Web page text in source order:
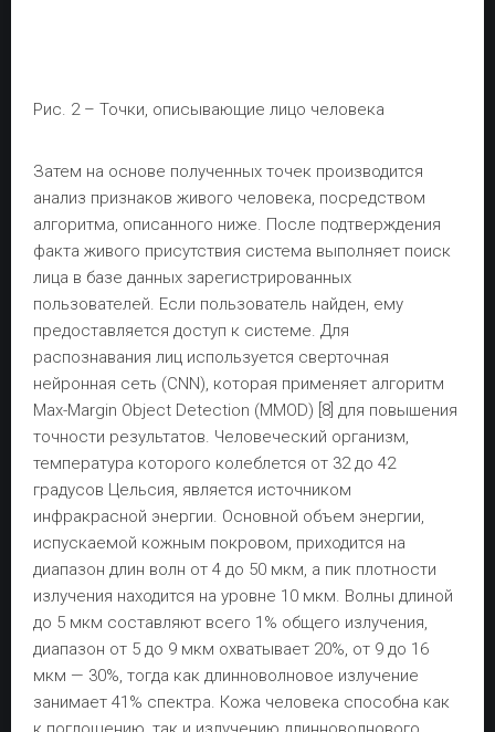
Рис. 2 – Точки, описывающие лицо человека
Затем на основе полученных точек производится
анализ признаков живого человека, посредством
алгоритма, описанного ниже. После подтверждения
факта живого присутствия система выполняет поиск
лица в базе данных зарегистрированных
пользователей. Если пользователь найден, ему
предоставляется доступ к системе. Для
распознавания лиц используется сверточная
нейронная сеть (CNN), которая применяет алгоритм
Max-Margin Object Detection (MMOD) [8] для повышения
точности результатов. Человеческий организм,
температура которого колеблется от 32 до 42
градусов Цельсия, является источником
инфракрасной энергии. Основной объем энергии,
испускаемой кожным покровом, приходится на
диапазон длин волн от 4 до 50 мкм, а пик плотности
излучения находится на уровне 10 мкм. Волны длиной
до 5 мкм составляют всего 1% общего излучения,
диапазон от 5 до 9 мкм охватывает 20%, от 9 до 16
мкм — 30%, тогда как длинноволновое излучение
занимает 41% спектра. Кожа человека способна как